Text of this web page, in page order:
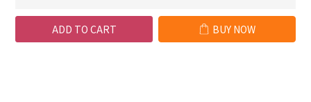
ADD TO CART BUY NOW